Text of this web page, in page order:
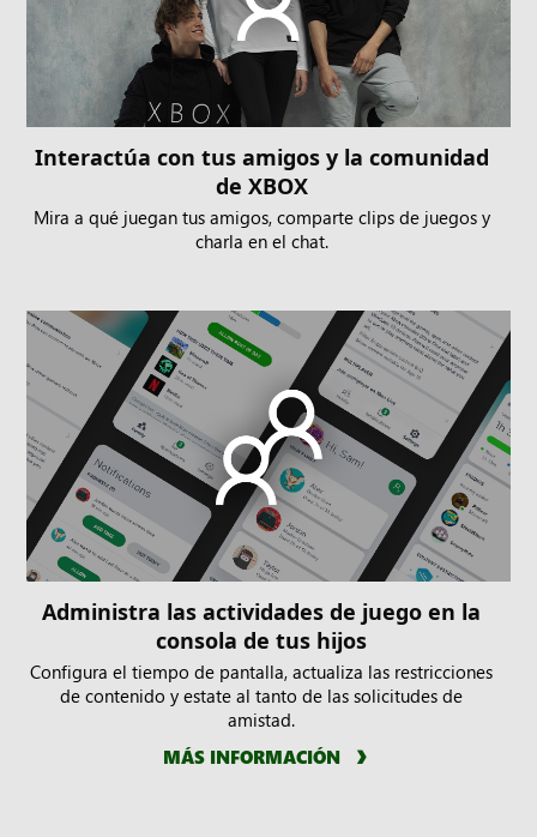
Interactúa con tus amigos y la comunidad
de XBOX
Mira a qué juegan tus amigos, comparte clips de juegos y
charla en el chat.
Administra las actividades de juego en la
consola de tus hijos
Configura el tiempo de pantalla, actualiza las restricciones
de contenido y estate al tanto de las solicitudes de
amistad.
MÁS INFORMACIÓN